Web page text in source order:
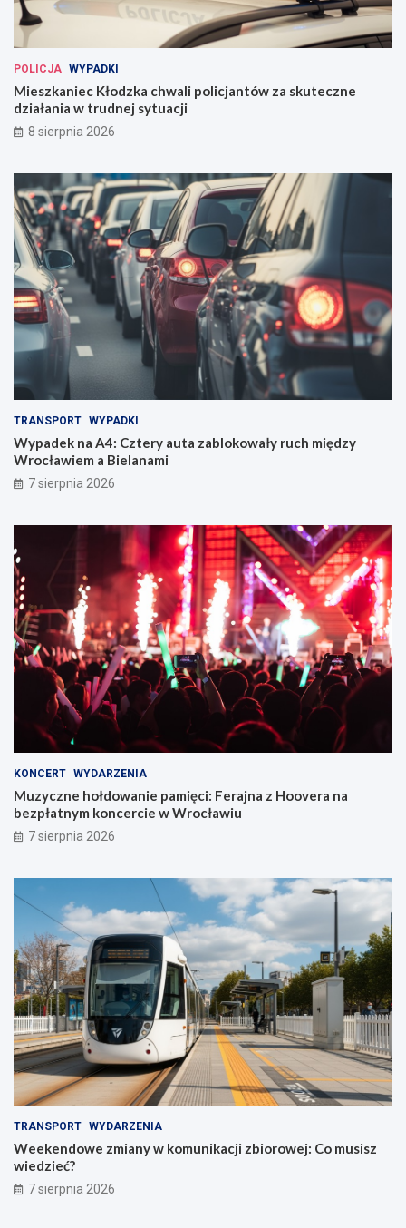
POLICJA WYPADKI
Mieszkaniec Kłodzka chwali policjantów za skuteczne
działania w trudnej sytuacji
8 sierpnia 2026
TRANSPORT WYPADKI
Wypadek na A4: Cztery auta zablokowały ruch między
Wrocławiem a Bielanami
7 sierpnia 2026
KONCERT WYDARZENIA
Muzyczne hołdowanie pamięci: Ferajna z Hoovera na
bezpłatnym koncercie w Wrocławiu
7 sierpnia 2026
TRANSPORT WYDARZENIA
Weekendowe zmiany w komunikacji zbiorowej: Co musisz
wiedzieć?
7 sierpnia 2026